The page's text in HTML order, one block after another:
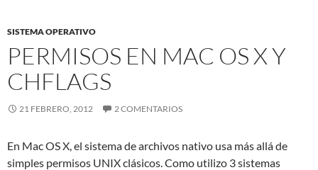
SISTEMA OPERATIVO
PERMISOS EN MAC OS X Y
CHFLAGS
21 FEBRERO, 2012 2 COMENTARIOS
En Mac OS X, el sistema de archivos nativo usa más allá de
simples permisos UNIX clásicos. Como utilizo 3 sistemas